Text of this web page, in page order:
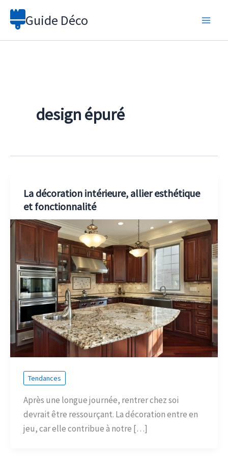
Aller
Guide Déco
design épuré
La décoration intérieure, allier esthétique
et fonctionnalité
Tendances
Après une longue journée, rentrer chez soi
devrait être ressourçant. La décoration entre en
jeu, car elle contribue à notre […]